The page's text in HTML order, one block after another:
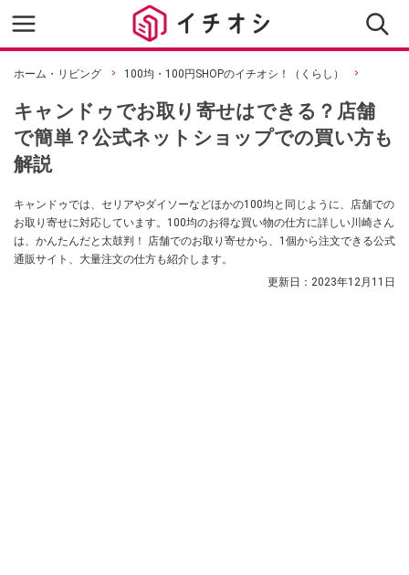
ホーム・リビング 100均・100円SHOPのイチオシ！（くらし）
キャンドゥでお取り寄せはできる？店舗
で簡単？公式ネットショップでの買い方も
解説
キャンドゥでは、セリアやダイソーなどほかの100均と同じように、店舗での
お取り寄せに対応しています。100均のお得な買い物の仕方に詳しい川崎さん
は、かんたんだと太鼓判！ 店舗でのお取り寄せから、1個から注文できる公式
通販サイト、大量注文の仕方も紹介します。
更新日： 2023年12月11日